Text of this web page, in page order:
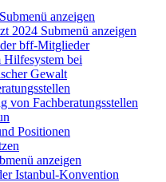
Submenü anzeigen
2024 Submenü anzeigen
der bff-Mitglieder
Hilfesystem bei
Gewalt
von Fachberatungsstellen
Positionen
anzeigen
Istanbul-Konvention